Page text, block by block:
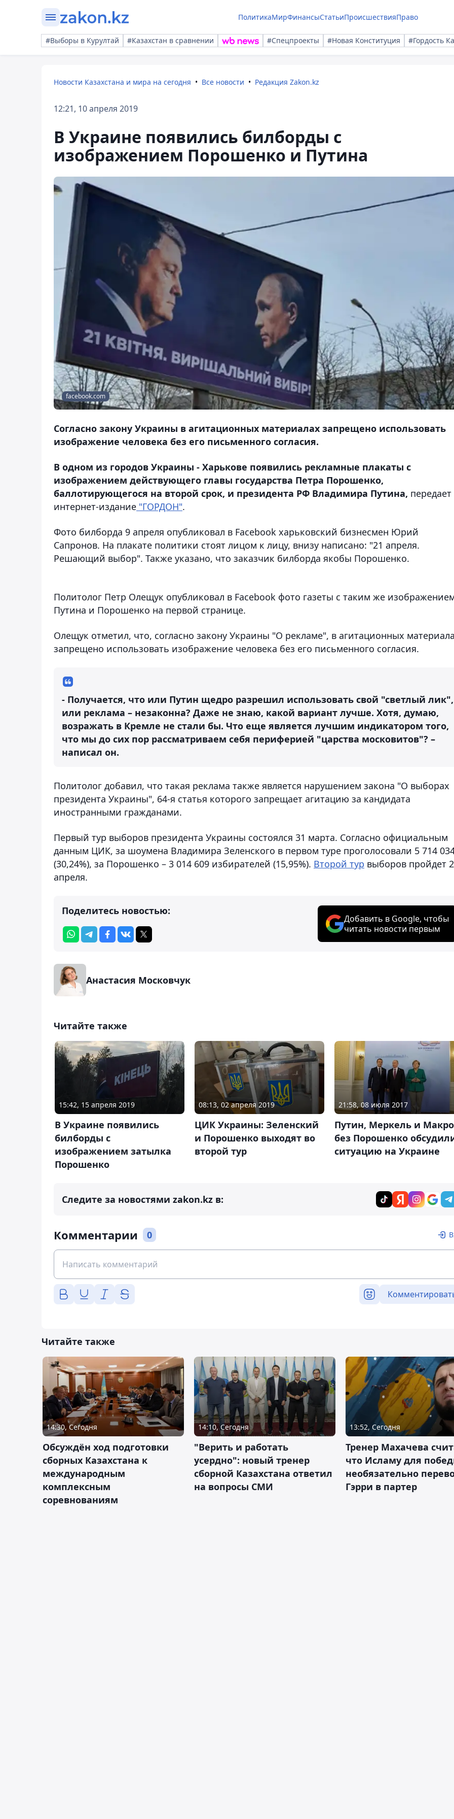
ПолитикаМирФинансыСтатьиПроисшествияПраво
#Выборы в Курултай #Казахстан в сравнении #Спецпроекты #Новая Конституция #Гордость
Новости Казахстана и мира на сегодня Все новости Редакция Zakon.kz
12:21, 10 апреля 2019
В Украине появились билборды с
изображением Порошенко и Путина
facebook.com
Согласно закону Украины в агитационных материалах запрещено использовать
изображение человека без его письменного согласия.
В одном из городов Украины - Харькове появились рекламные плакаты с
изображением действующего главы государства Петра Порошенко,
баллотирующегося на второй срок, и президента РФ Владимира Путина, передает
интернет-издание "ГОРДОН".
Фото билборда 9 апреля опубликовал в Facebook харьковский бизнесмен Юрий
Сапронов. На плакате политики стоят лицом к лицу, внизу написано: "21 апреля.
Решающий выбор". Также указано, что заказчик билборда якобы Порошенко.
Политолог Петр Олещук опубликовал в Facebook фото газеты с таким же
Путина и Порошенко на первой странице.
Олещук отметил, что, согласно закону Украины "О рекламе", в агитационных
запрещено использовать изображение человека без его письменного согласия.
- Получается, что или Путин щедро разрешил использовать свой "светлый лик",
или реклама – незаконна? Даже не знаю, какой вариант лучше. Хотя, думаю,
возражать в Кремле не стали бы. Что еще является лучшим индикатором того,
что мы до сих пор рассматриваем себя периферией "царства московитов"? –
написал он.
Политолог добавил, что такая реклама также является нарушением закона "О выборах
президента Украины", 64-я статья которого запрещает агитацию за кандидата
иностранными гражданами.
Первый тур выборов президента Украины состоялся 31 марта. Согласно официальным
данным ЦИК, за шоумена Владимира Зеленского в первом туре проголосовали 5 714
(30,24%), за Порошенко – 3 014 609 избирателей (15,95%). Второй тур выборов пройдет
апреля.
Поделитесь новостью:
Добавить в Google, чтобы
читать новости первым
Анастасия Московчук
Читайте также
15:42, 15 апреля 2019
В Украине появились
билборды с
изображением затылка
Порошенко
08:13, 02 апреля 2019
ЦИК Украины: Зеленский
и Порошенко выходят во
второй тур
21:58, 08 июля 2017
Путин, Меркель и
без Порошенко
ситуацию на Украине
Следите за новостями zakon.kz в:
Комментарии 0
Читайте также
14:30, Сегодня
Обсуждён ход подготовки
сборных Казахстана к
международным
комплексным
соревнованиям
14:10, Сегодня
"Верить и работать
усердно": новый тренер
сборной Казахстана ответил
на вопросы СМИ
13:52, Сегодня
Тренер Махачева
что Исламу для
необязательно
Гэрри в партер